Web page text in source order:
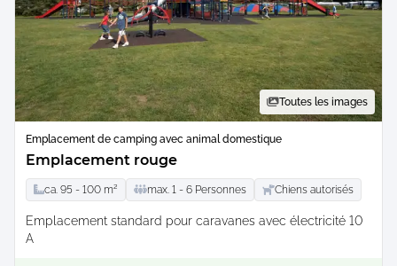
Toutes les images
Emplacement de camping avec animal domestique
Emplacement rouge
ca. 95 - 100 m² max. 1 - 6 Personnes Chiens autorisés
Emplacement standard pour caravanes avec électricité 10
A